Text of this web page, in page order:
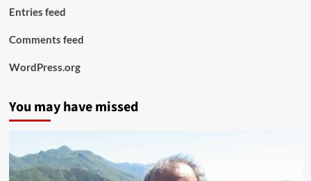
Entries feed
Comments feed
WordPress.org
You may have missed